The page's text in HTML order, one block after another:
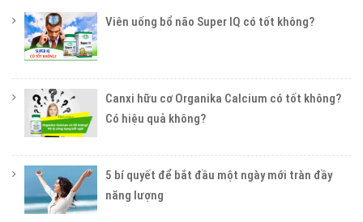
Viên uống bổ não Super IQ có tốt không?
Canxi hữu cơ Organika Calcium có tốt không?
Có hiệu quả không?
5 bí quyết để bắt đầu một ngày mới tràn đầy
năng lượng